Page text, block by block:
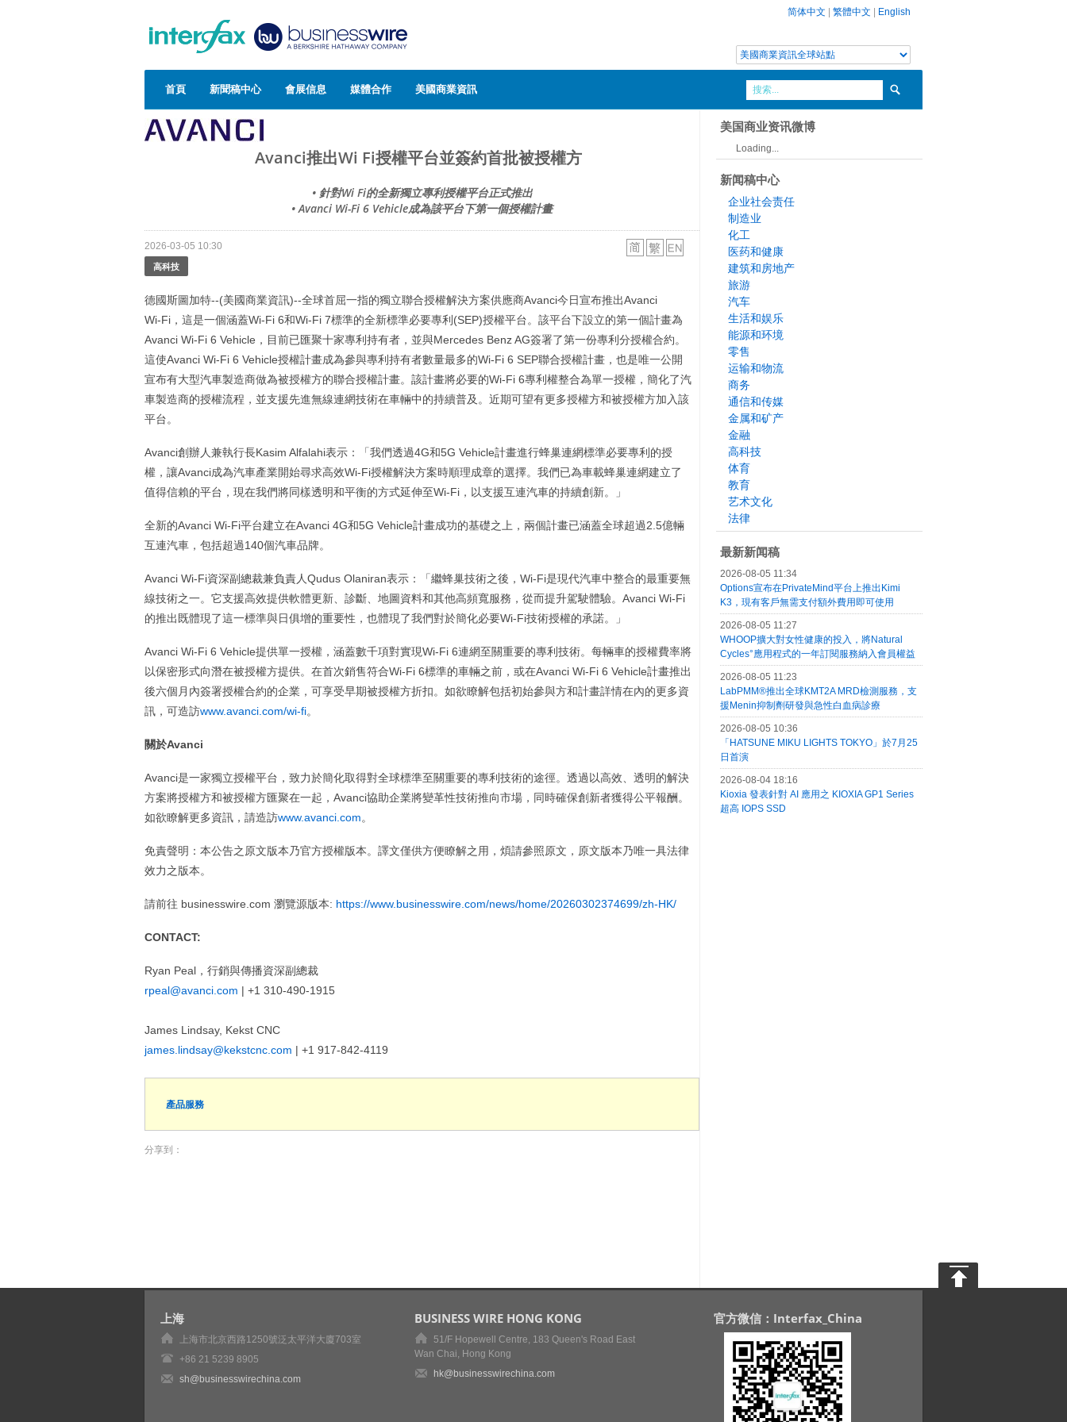
简体中文 繁體中文 English
首頁 新聞稿中心 會展信息 媒體合作 美國商業資訊
Avanci推出Wi Fi授權平台並簽約首批被授權方
• 針對Wi Fi的全新獨立專利授權平台正式推出
• Avanci Wi-Fi 6 Vehicle成為該平台下第一個授權計畫
2026-03-05 10:30
高科技
德國斯圖加特--(美國商業資訊)--全球首屈一指的獨立聯合授權解決方案供應商Avanci今日宣布推出Avanci
Wi‑Fi，這是一個涵蓋Wi-Fi 6和Wi-Fi 7標準的全新標準必要專利(SEP)授權平台。該平台下設立的第一個計畫為
Avanci Wi-Fi 6 Vehicle，目前已匯聚十家專利持有者，並與Mercedes Benz AG簽署了第一份專利分授權合約。
這使Avanci Wi-Fi 6 Vehicle授權計畫成為參與專利持有者數量最多的Wi-Fi 6 SEP聯合授權計畫，也是唯一公開
宣布有大型汽車製造商做為被授權方的聯合授權計畫。該計畫將必要的Wi‑Fi 6專利權整合為單一授權，簡化了汽
車製造商的授權流程，並支援先進無線連網技術在車輛中的持續普及。近期可望有更多授權方和被授權方加入該
平台。
Avanci創辦人兼執行長Kasim Alfalahi表示：「我們透過4G和5G Vehicle計畫進行蜂巢連網標準必要專利的授
權，讓Avanci成為汽車產業開始尋求高效Wi‑Fi授權解決方案時順理成章的選擇。我們已為車載蜂巢連網建立了
值得信賴的平台，現在我們將同樣透明和平衡的方式延伸至Wi‑Fi，以支援互連汽車的持續創新。」
全新的Avanci Wi‑Fi平台建立在Avanci 4G和5G Vehicle計畫成功的基礎之上，兩個計畫已涵蓋全球超過2.5億輛
互連汽車，包括超過140個汽車品牌。
Avanci Wi‑Fi資深副總裁兼負責人Qudus Olaniran表示：「繼蜂巢技術之後，Wi‑Fi是現代汽車中整合的最重要無
線技術之一。它支援高效提供軟體更新、診斷、地圖資料和其他高頻寬服務，從而提升駕駛體驗。Avanci Wi‑Fi
的推出既體現了這一標準與日俱增的重要性，也體現了我們對於簡化必要Wi‑Fi技術授權的承諾。」
Avanci Wi-Fi 6 Vehicle提供單一授權，涵蓋數千項對實現Wi‑Fi 6連網至關重要的專利技術。每輛車的授權費率將
以保密形式向潛在被授權方提供。在首次銷售符合Wi‑Fi 6標準的車輛之前，或在Avanci Wi-Fi 6 Vehicle計畫推出
後六個月內簽署授權合約的企業，可享受早期被授權方折扣。如欲瞭解包括初始參與方和計畫詳情在內的更多資
訊，可造訪www.avanci.com/wi-fi。
關於Avanci
Avanci是一家獨立授權平台，致力於簡化取得對全球標準至關重要的專利技術的途徑。透過以高效、透明的解決
方案將授權方和被授權方匯聚在一起，Avanci協助企業將變革性技術推向市場，同時確保創新者獲得公平報酬。
如欲瞭解更多資訊，請造訪www.avanci.com。
免責聲明：本公告之原文版本乃官方授權版本。譯文僅供方便瞭解之用，煩請參照原文，原文版本乃唯一具法律
效力之版本。
請前往 businesswire.com 瀏覽源版本: https://www.businesswire.com/news/home/20260302374699/zh-HK/
CONTACT:
Ryan Peal，行銷與傳播資深副總裁
rpeal@avanci.com | +1 310-490-1915
James Lindsay, Kekst CNC
james.lindsay@kekstcnc.com | +1 917-842-4119
產品服務
分享到：
美国商业资讯微博
Loading...
新闻稿中心
企业社会责任
制造业
化工
医药和健康
建筑和房地产
旅游
汽车
生活和娱乐
能源和环境
零售
运输和物流
商务
通信和传媒
金属和矿产
金融
高科技
体育
教育
艺术文化
法律
最新新闻稿
2026-08-05 11:34
Options宣布在PrivateMind平台上推出Kimi
K3，現有客戶無需支付額外費用即可使用
2026-08-05 11:27
WHOOP擴大對女性健康的投入，將Natural
Cycles°應用程式的一年訂閱服務納入會員權益
2026-08-05 11:23
LabPMM®推出全球KMT2A MRD檢測服務，支
援Menin抑制劑研發與急性白血病診療
2026-08-05 10:36
「HATSUNE MIKU LIGHTS TOKYO」於7月25
日首演
2026-08-04 18:16
Kioxia 發表針對 AI 應用之 KIOXIA GP1 Series
超高 IOPS SSD
上海
上海市北京西路1250號泛太平洋大廈703室
+86 21 5239 8905
sh@businesswirechina.com
BUSINESS WIRE HONG KONG
51/F Hopewell Centre, 183 Queen's Road East
Wan Chai, Hong Kong
hk@businesswirechina.com
官方微信：Interfax_China